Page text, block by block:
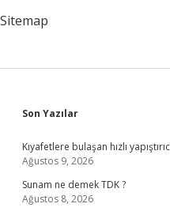
Sitemap
Sidebar
Son Yazılar
Kıyafetlere bulaşan hızlı
Ağustos 9, 2026
Sunam ne demek TDK ?
Ağustos 8, 2026